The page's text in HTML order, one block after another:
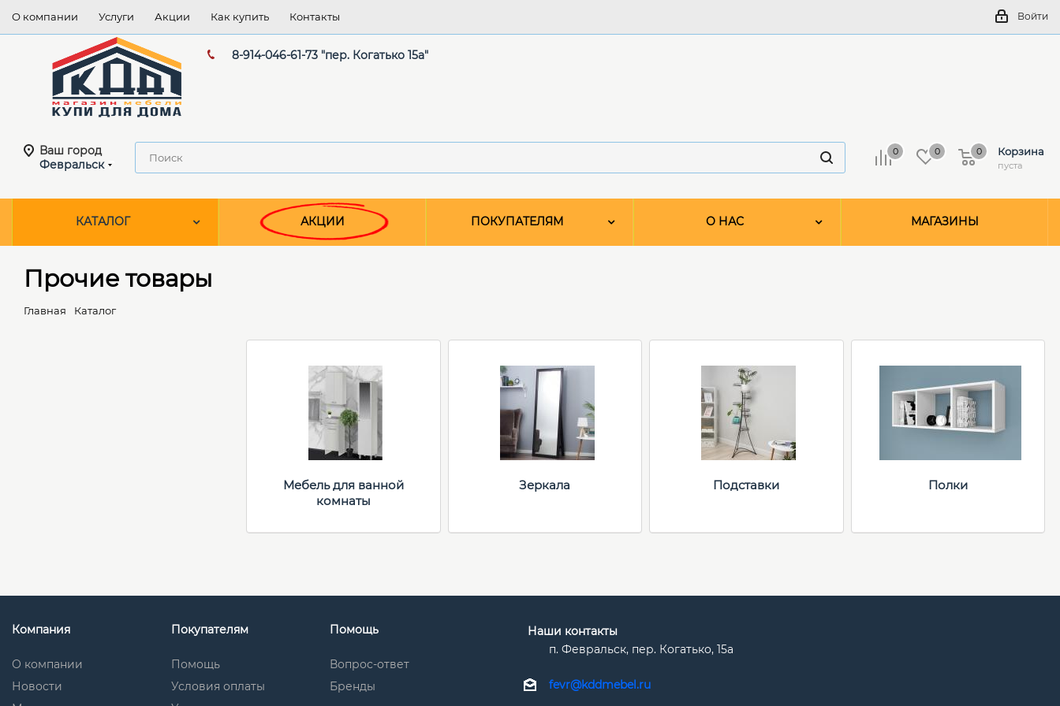
О компании Услуги Акции Как купить Контакты Войти
8-914-046-61-73 "пер. Когатько 15а"
Ваш город
Февральск
0 0 Корзина
пуста
0
КАТАЛОГ АКЦИИ ПОКУПАТЕЛЯМ О НАС МАГАЗИНЫ
Прочие товары
Главная Каталог
Мебель для ванной
комнаты
Зеркала Подставки Полки
Компания
О компании
Новости
Покупателям
Помощь
Условия оплаты
Помощь
Вопрос-ответ
Бренды
Наши контакты
п. Февральск, пер. Когатько, 15а
fevr@kddmebel.ru